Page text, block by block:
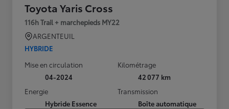
Toyota Yaris Cross
116h Trail + marchepieds MY22
ARGENTEUIL
HYBRIDE
Mise en circulation
04-2024
Kilométrage
42 077 km
Energie
Hybride Essence
Transmission
Boîte automatique